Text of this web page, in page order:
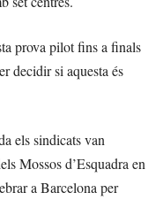
prova pilot fins a finals
decidir si aquesta és
els sindicats van
Mossos d’Esquadra en
a Barcelona per